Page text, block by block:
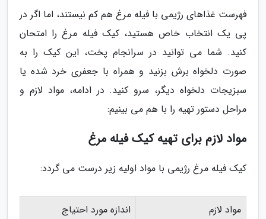
فهرست غذاهای رژیمی با فیله مرغ هم کم نیستند، اما اگر در
پی یک انتخاب خاص هستید، کیک فیله مرغ را امتحان
کنید. شما می توانید در سرانجام پخت، این کیک را به
صورت دلخواه برش بزنید و همراه با جعفری خرد شده یا
سبزیجات دلخواه دیگر، سرو کنید. در ادامه، مواد لازم و
مراحل دستور تهیه را با هم می بینیم:
مواد لازم برای تهیه کیک فیله مرغ
کیک فیله مرغ رژیمی با مواد اولیه زیر درست می گردد:
مواد لازم اندازه مورد احتیاج